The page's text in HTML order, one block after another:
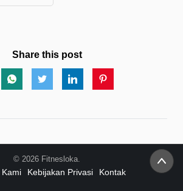
Share this post
© 2026 Fitnesloka.
Kebijakan Privasi Kontak